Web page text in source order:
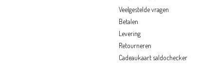
Veelgestelde vragen
Betalen
Levering
Retourneren
Cadeaukaart saldochecker